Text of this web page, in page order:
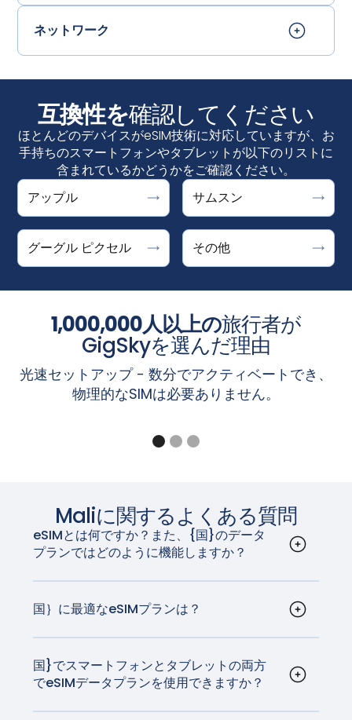
ネットワーク
iPhone
iPhone XS、iPhone XS Max、iPhone XR、およ
香港とマカオでは、iPhoneの一部モデルにeSIMが搭載さ
れています。iPhoneがeSIMに対応しているのは、 「設
定」＞「携帯電話」画面で「eSIMを追加」オプションが
表示されている場合です。
れているiPhoneは、ロック解除されています。
iPad Pro 13インチ（M4）Wi-Fi + セルラー*対応
iPad Pro 12.9インチ（第3世代～第6世代）Wi-Fi
+ Cellular
iPad Pro 11インチ（M4）Wi-Fi + セルラー*対応
iPad Pro 11インチ（第1世代～第4世代）Wi-Fi +
Cellular
iPad Air 13インチ（M2）Wi-Fi + セルラー*対応
iPad Air 11インチ（M2）Wi-Fi + セルラー*対応
iPad Air（第3～5世代）Wi-Fi + セルラー
iPad mini（第5および第6世代）Wi-Fi + Cellular
iPad（第7世代から第10世代まで）Wi-Fi +
Cellular
設定＞接続＞SIMマネージャーで
「eSIMを追加」が表示さ
れていれば、お使いのデバイスはeSIMに対応しています。
ギャラクシーS25 / S25+ / S25ウルトラ、ギャラ
クシーS24 / S24+ / S24ウルトラ、ギャラクシー
S21+ / S21ウルトラ、ギャラクシーS20 / S20+ /
S20ウルトラ
Galaxy Z Fold7 / Flip 7、Galaxy Z Fold6 /
Flip6、Galaxy Z Fold5 / Z Flip5、Galaxy Z
Fold4 / Flip4、Galaxy Z Fold3 / Flip3、Galaxy Z
Fold2、Galaxy Z Flip 5G、Galaxy Z Flip、
Galaxy A56 5G、A55（全地域）、A54（欧
ギャラクシーNote20 / Note20 Ultra
ギャラクシー・タブ S10+ / S10 Ultra、ギャラク
シー・タブ S9 / S9+ / S9 Ultra、ギャラクシー・
タブ S9 FE / S9 FE+、ギャラクシー・タブ
Active5
注：上記のリストに記載されているデバイスでも、国によ
ってはeSIMに対応していない場合があります。お住まいの
地域でお使いのデバイスがこの機能をサポートしているか
どうかは、メーカーにご確認ください。
Google Pixelは、"代わりにSIMをダウンロードします
か？"と表示されればeSIMに対応しています。設定 > ネッ
トワークとインターネット > SIMs +をタップした後にオプ
ションが表示されます。
ピクセル8、8a、8プロ
ピクセル7、7a、7プロ
ピクセルフォールド
ピクセル6、6a、6プロ
ピクセル5、5a
Pixel 3a、3a XL (東南アジア、日本、Verizon US
のPixel 3aはeSIMに対応していません)
やカナダの通信事業者から購入したPixel 3は、
eSIMでは動作しません)。
Pixel 2、Pixel 2 XL（Google Fiサービスで購入し
た機種のみ）
とGoogle Fi以外の米国やカナダの通信事業者から購入し
注：東南アジア、日本、Verizon USのPixel 3aはeSIMに対
応していません。
DOOGEE V30 Support ESIM
Honor Magic 4 Pro
ȀMicrosoftSurface Pro X
Motorola Razr 2019, Razr 5G
Planet Gemini PDA - 4G+WiFi
楽天ミニ、Big、Big-S、Hand、Hand 5G
Sharp Aquos Sense6s、Aquos Wish
Sony Xperia 1 IV、Xperia 10 III Lite、Xperia 10 IV
ȀXiaomiMI 12T Pro
互換性を確認してください
ほとんどのデバイスがeSIM技術に対応していますが、お
手持ちのスマートフォンやタブレットが以下のリストに
含まれているかどうかをご確認ください。
アップル
サムスン
グーグル ピクセル その他
1,000,000人以上の旅行者が
GigSkyを選んだ理由
光速セットアップ - 数分でアクティベートでき、
物理的なSIMは必要ありません。
Maliに関するよくある質問
eSIMとは何ですか？また、{国}のデータ
プランではどのように機能しますか？
ドなしでモバイルデータプランを有効にすること
のSIMカードが行うすべてのことを行いますが、非
常に多くのスマートフォンユーザーにとって、物
国｝に最適なeSIMプランは？
っており、どのようなネットサーフィンでも最速
で最も信頼性の高いネットワークをご利用いただ
国}でスマートフォンとタブレットの両方
でeSIMデータプランを使用できますか？